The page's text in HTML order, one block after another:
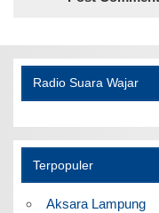
Radio Suara Wajar
Terpopuler
Aksara Lampung